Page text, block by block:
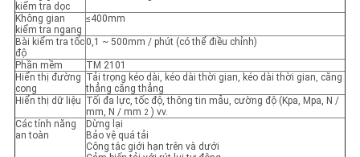
WEB
CHÍNH
SÁCH
BẢO
kiểm tra dọc
Không gian
kiểm tra ngang
≤400mm
Bài kiểm tra tốc
độ
0,1 ~ 500mm / phút (có thể điều chỉnh)
Phần mềm
TM 2101
Hiển thị đường
cong
Tải trọng kéo dài, kéo dài thời gian, kéo dài thời gian, căng
thẳng căng thẳng
Hiển thị dữ liệu Tối đa lực, tốc độ, thông tin mẫu, cường độ (Kpa, Mpa, N /
mm, N / mm 2) vv.
Các tính năng
an toàn
Dừng lại
Bảo vệ quá tải
Công tắc giới hạn trên và dưới